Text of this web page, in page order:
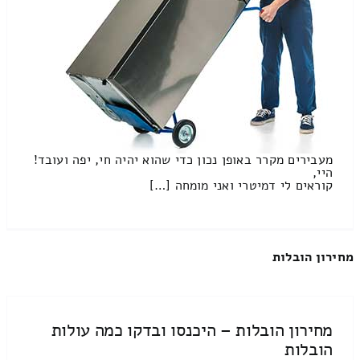
מעבירים מקרר באופן נכון כדי שהוא יהיה חי, יפה ועובד!
היי,
קוראים לי דמיטרי ואני מומחה […]
מחירון הובלות
מחירון הובלות – היכנסו ובדקו כמה עולות
הובלות